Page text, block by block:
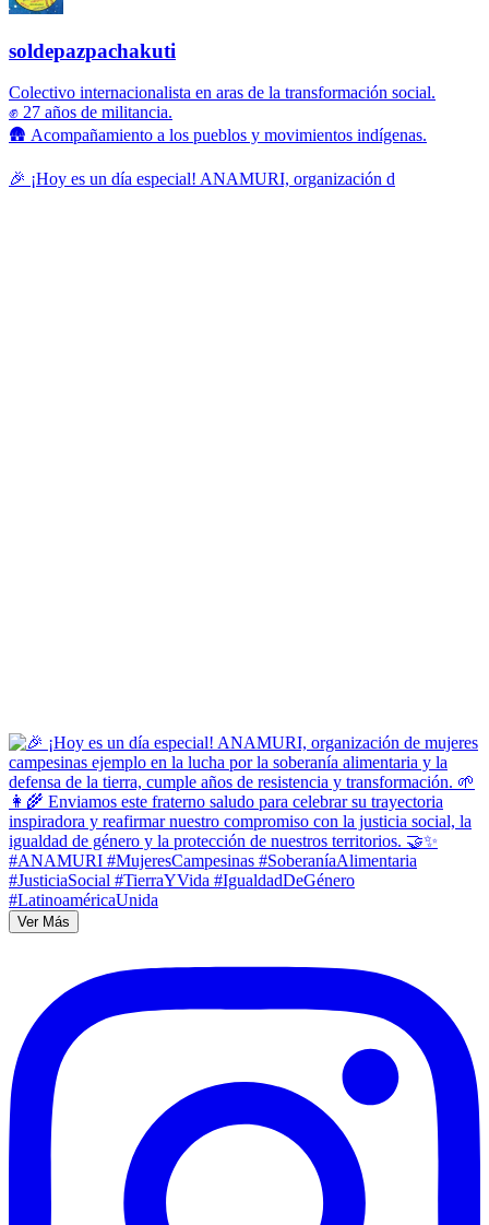
soldepazpachakuti
Colectivo internacionalista en aras de la transformación social.
✊ 27 años de militancia.
🛖 Acompañamiento a los pueblos y movimientos indígenas.
🎉 ¡Hoy es un día especial! ANAMURI, organización d
Ver Más